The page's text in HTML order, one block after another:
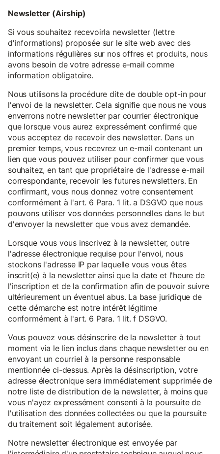
Newsletter (Airship)
Si vous souhaitez recevoirla newsletter (lettre
d'informations) proposée sur le site web avec des
informations régulières sur nos offres et produits, nous
avons besoin de votre adresse e-mail comme
information obligatoire.
Nous utilisons la procédure dite de double opt-in pour
l'envoi de la newsletter. Cela signifie que nous ne vous
enverrons notre newsletter par courrier électronique
que lorsque vous aurez expressément confirmé que
vous acceptez de recevoir des newsletter. Dans un
premier temps, vous recevrez un e-mail contenant un
lien que vous pouvez utiliser pour confirmer que vous
souhaitez, en tant que propriétaire de l'adresse e-mail
correspondante, recevoir les futures newsletters. En
confirmant, vous nous donnez votre consentement
conformément à l'art. 6 Para. 1 lit. a DSGVO que nous
pouvons utiliser vos données personnelles dans le but
d'envoyer la newsletter que vous avez demandée.
Lorsque vous vous inscrivez à la newsletter, outre
l'adresse électronique requise pour l'envoi, nous
stockons l'adresse IP par laquelle vous vous êtes
inscrit(e) à la newsletter ainsi que la date et l'heure de
l'inscription et de la confirmation afin de pouvoir suivre
ultérieurement un éventuel abus. La base juridique de
cette démarche est notre intérêt légitime
conformément à l'art. 6 Para. 1 lit. f DSGVO.
Vous pouvez vous désinscrire de la newsletter à tout
moment via le lien inclus dans chaque newsletter ou en
envoyant un courriel à la personne responsable
mentionnée ci-dessus. Après la désinscription, votre
adresse électronique sera immédiatement supprimée de
notre liste de distribution de la newsletter, à moins que
vous n'ayez expressément consenti à la poursuite de
l'utilisation des données collectées ou que la poursuite
du traitement soit légalement autorisée.
Notre newsletter électronique est envoyée par